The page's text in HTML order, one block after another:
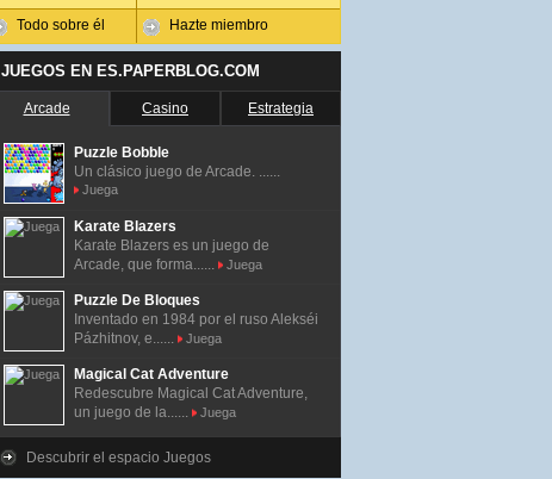
Todo sobre él Hazte miembro
JUEGOS EN ES.PAPERBLOG.COM
Arcade Casino Estrategia
Puzzle Bobble
Un clásico juego de Arcade. ......
Juega
Karate Blazers
Karate Blazers es un juego de
Arcade, que forma......
Juega
Puzzle De Bloques
Inventado en 1984 por el ruso Alekséi
Pázhitnov, e......
Juega
Magical Cat Adventure
Redescubre Magical Cat Adventure,
un juego de la......
Juega
Descubrir el espacio Juegos